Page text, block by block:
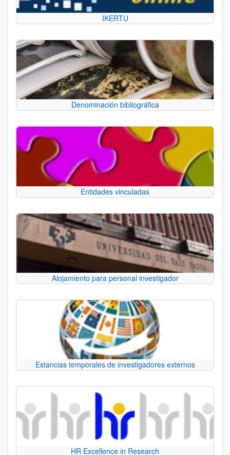
IKERTU
Denominación bibliográfica
Entidades vinculadas
Alojamiento para personal investigador
Estancias temporales de investigadores externos
HR Excellence in Research